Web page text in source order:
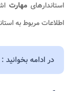
استاندارهای مهارت
اطلاعات مربوط به
در ادامه بخوانید :